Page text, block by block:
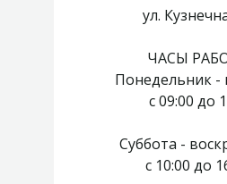
ул.
ЧАСЫ
Понедельник -
с 09:00 до
Суббота -
с 10:00 до